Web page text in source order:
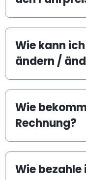
Wie kann
ändern /
Wie
Rechnung?
Wie bezahle